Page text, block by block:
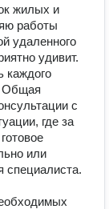
жилых и
работы
удаленного
удивит.
каждого
Общая
с
где за
или
специалиста.